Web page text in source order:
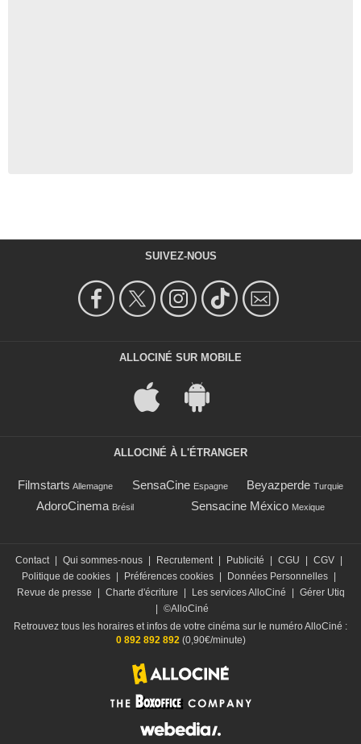
SUIVEZ-NOUS
ALLOCINÉ SUR MOBILE
ALLOCINÉ À L'ÉTRANGER
Filmstarts Allemagne SensaCine Espagne Beyazperde Turquie
AdoroCinema Brésil Sensacine México Mexique
Contact Qui sommes-nous Recrutement Publicité CGU CGV
Politique de cookies
Préférences cookies Données Personnelles
Revue de presse
Charte d'écriture Les services AlloCiné
Gérer Utiq
©AlloCiné
Retrouvez tous les horaires et infos de votre cinéma sur le numéro AlloCiné :
0 892 892 892(0,90€/minute)